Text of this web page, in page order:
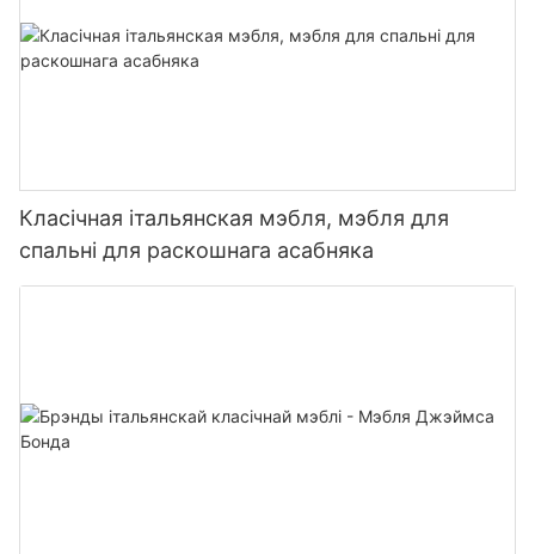
Класічная італьянская мэбля, мэбля для
спальні для раскошнага асабняка